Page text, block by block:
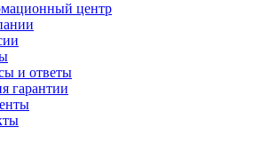
центр
и ответы
гарантии